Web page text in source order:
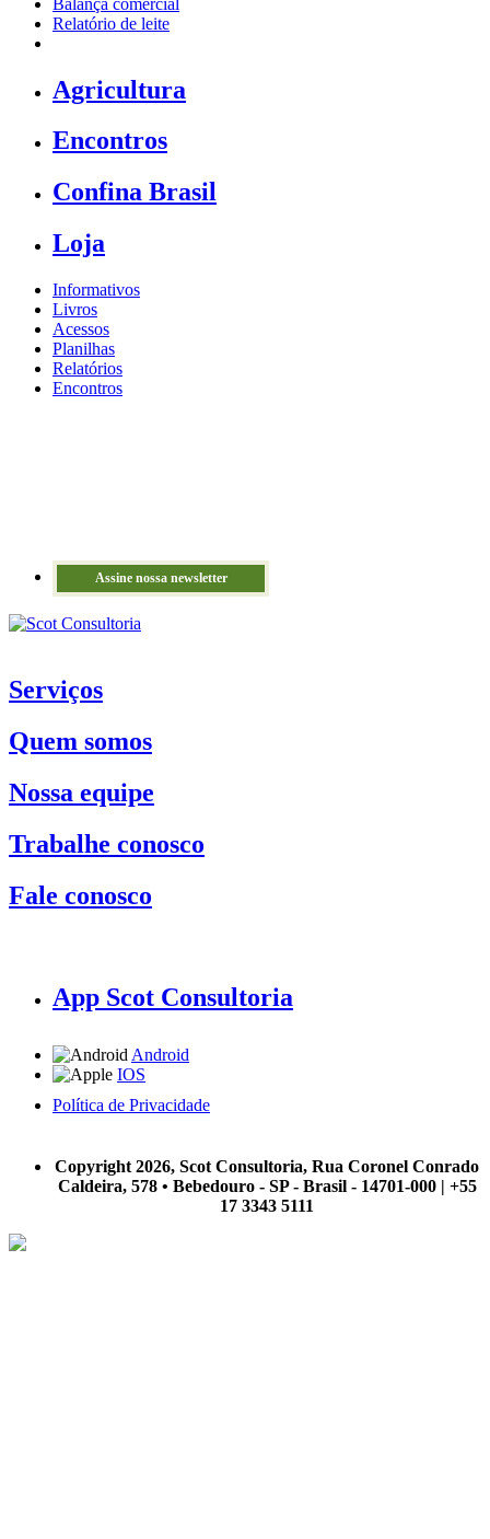
Relatório de leite
Agricultura
Encontros
Confina Brasil
Loja
Informativos
Livros
Acessos
Planilhas
Relatórios
Encontros
Assine nossa newsletter
Serviços
Quem somos
Nossa equipe
Trabalhe conosco
Fale conosco
App Scot Consultoria
Android
IOS
Política de Privacidade
Copyright 2026, Scot Consultoria, Rua Coronel Conrado
Caldeira, 578 • Bebedouro - SP - Brasil - 14701-000 | +55
17 3343 5111